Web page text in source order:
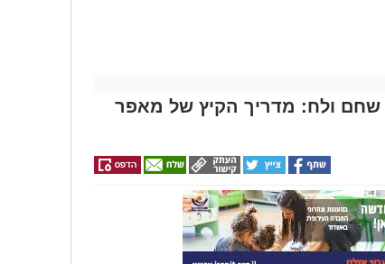
שחם ולח: מדריך הקיץ של מאפר